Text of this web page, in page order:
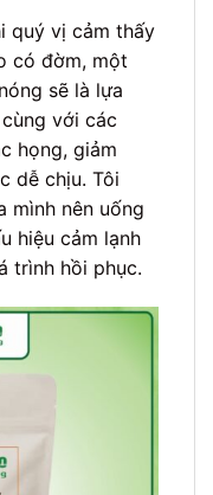
quý vị cảm thấy
có đờm, một
sẽ là lựa
với các
họng, giảm
dễ chịu. Tôi
mình nên uống
hiệu cảm lạnh
trình hồi phục.